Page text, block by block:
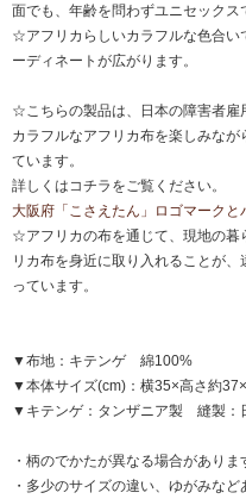
面でも、年齢を問わずユニセックス
☆アフリカらしいカラフルな色合い
ーディネートが広がります。
☆こちらの製品は、日本の障害者雇
カラフルなアフリカ布を楽しみな
ています。
詳しくはコチラをご覧ください。
大阪府「こさえたん」ロゴマークと
☆アフリカの布を通じて、現地の暮
リカ布を身近に取り入れることが
っています。
▼布地：キテンゲ 綿100%
▼本体サイズ(cm)：横35×高さ約
▼キテンゲ：タンザニア製 縫製：
・柄のでかたが異なる場合がありま
・多少のサイズの違い、ゆがみなど